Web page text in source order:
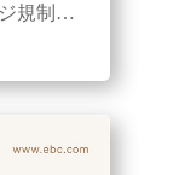
規制を
とリス